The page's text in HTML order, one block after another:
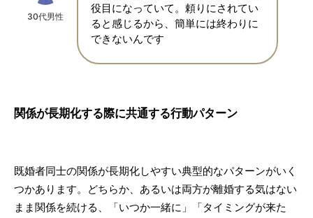
30代男性
役目になっていて。頼りにされてい
ると感じるから、簡単には終わりに
できないんです
関係が長期化する際に共通する行動パターン
既婚者同士の関係が長期化しやすい典型的なパターンがいく
つかあります。どちらか、あるいは両方が離婚する気はない
まま関係を続ける、「いつか一緒に」「タイミングが来た